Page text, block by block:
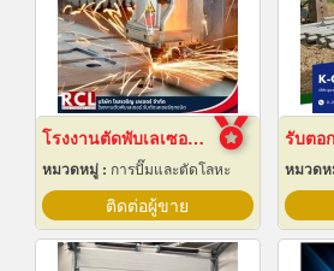
โรงงานตัดพับเลเซอร์ อยุธยา
หมวดหมู่ : การปั๊มและตัดโลหะ
ติดต่อผู้ขาย
หมวดห